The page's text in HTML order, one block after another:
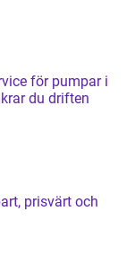
för pumpar i
du driften